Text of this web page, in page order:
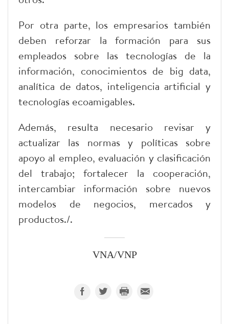
Por otra parte, los empresarios también
deben reforzar la formación para sus
empleados sobre las tecnologías de la
información, conocimientos de big data,
analítica de datos, inteligencia artificial y
tecnologías ecoamigables.
Además, resulta necesario revisar y
actualizar las normas y políticas sobre
apoyo al empleo, evaluación y clasificación
del trabajo; fortalecer la cooperación,
intercambiar información sobre nuevos
modelos de negocios, mercados y
productos./.
VNA/VNP